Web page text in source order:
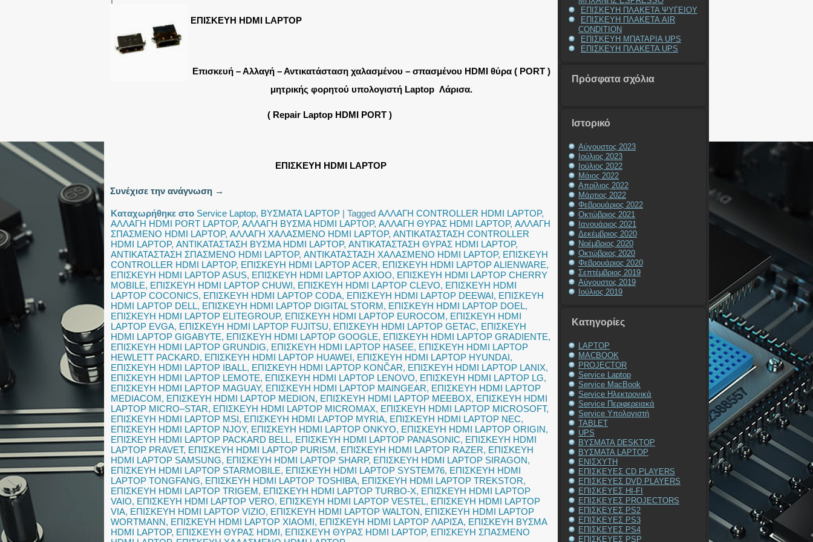
ΕΠΙΣΚΕΥΗ HDMI LAPTOP
Επισκευή – Αλλαγή – Αντικατάσταση χαλασμένου – σπασμένου HDMI θύρα ( PORT )
μητρικής φορητού υπολογιστή Laptop Λάρισα.
( Repair Laptop HDMI PORT )
ΕΠΙΣΚΕΥΗ HDMI LAPTOP
Συνέχισε την ανάγνωση →
Καταχωρήθηκε στο Service Laptop, ΒΥΣΜΑΤΑ LAPTOP | Tagged ΑΛΛΑΓΗ CONTROLLER HDMI LAPTOP,
ΑΛΛΑΓΗ HDMI PORT LAPTOP, ΑΛΛΑΓΗ ΒΥΣΜΑ HDMI LAPTOP, ΑΛΛΑΓΗ ΘΥΡΑΣ HDMI LAPTOP, ΑΛΛΑΓΗ
ΣΠΑΣΜΕΝΟ HDMI LAPTOP, ΑΛΛΑΓΗ ΧΑΛΑΣΜΕΝΟ HDMI LAPTOP, ΑΝΤΙΚΑΤΑΣΤΑΣΗ CONTROLLER
HDMI LAPTOP, ΑΝΤΙΚΑΤΑΣΤΑΣΗ ΒΥΣΜΑ HDMI LAPTOP, ΑΝΤΙΚΑΤΑΣΤΑΣΗ ΘΥΡΑΣ HDMI LAPTOP,
ΑΝΤΙΚΑΤΑΣΤΑΣΗ ΣΠΑΣΜΕΝΟ HDMI LAPTOP, ΑΝΤΙΚΑΤΑΣΤΑΣΗ ΧΑΛΑΣΜΕΝΟ HDMI LAPTOP, ΕΠΙΣΚΕΥΗ
CONTROLLER HDMI LAPTOP, ΕΠΙΣΚΕΥΗ HDMI LAPTOP ACER, ΕΠΙΣΚΕΥΗ HDMI LAPTOP ALIENWARE,
ΕΠΙΣΚΕΥΗ HDMI LAPTOP ASUS, ΕΠΙΣΚΕΥΗ HDMI LAPTOP AXIOO, ΕΠΙΣΚΕΥΗ HDMI LAPTOP CHERRY
MOBILE, ΕΠΙΣΚΕΥΗ HDMI LAPTOP CHUWI, ΕΠΙΣΚΕΥΗ HDMI LAPTOP CLEVO, ΕΠΙΣΚΕΥΗ HDMI
LAPTOP COCONICS, ΕΠΙΣΚΕΥΗ HDMI LAPTOP CODA, ΕΠΙΣΚΕΥΗ HDMI LAPTOP DEEWAI, ΕΠΙΣΚΕΥΗ
HDMI LAPTOP DELL, ΕΠΙΣΚΕΥΗ HDMI LAPTOP DIGITAL STORM, ΕΠΙΣΚΕΥΗ HDMI LAPTOP DOEL,
ΕΠΙΣΚΕΥΗ HDMI LAPTOP ELITEGROUP, ΕΠΙΣΚΕΥΗ HDMI LAPTOP EUROCOM, ΕΠΙΣΚΕΥΗ HDMI
LAPTOP EVGA, ΕΠΙΣΚΕΥΗ HDMI LAPTOP FUJITSU, ΕΠΙΣΚΕΥΗ HDMI LAPTOP GETAC, ΕΠΙΣΚΕΥΗ
HDMI LAPTOP GIGABYTE, ΕΠΙΣΚΕΥΗ HDMI LAPTOP GOOGLE, ΕΠΙΣΚΕΥΗ HDMI LAPTOP GRADIENTE,
ΕΠΙΣΚΕΥΗ HDMI LAPTOP GRUNDIG, ΕΠΙΣΚΕΥΗ HDMI LAPTOP HASEE, ΕΠΙΣΚΕΥΗ HDMI LAPTOP
HEWLETT PACKARD, ΕΠΙΣΚΕΥΗ HDMI LAPTOP HUAWEI, ΕΠΙΣΚΕΥΗ HDMI LAPTOP HYUNDAI,
ΕΠΙΣΚΕΥΗ HDMI LAPTOP IBALL, ΕΠΙΣΚΕΥΗ HDMI LAPTOP KONČAR, ΕΠΙΣΚΕΥΗ HDMI LAPTOP LANIX,
ΕΠΙΣΚΕΥΗ HDMI LAPTOP LEMOTE, ΕΠΙΣΚΕΥΗ HDMI LAPTOP LENOVO, ΕΠΙΣΚΕΥΗ HDMI LAPTOP LG,
ΕΠΙΣΚΕΥΗ HDMI LAPTOP MAGUAY, ΕΠΙΣΚΕΥΗ HDMI LAPTOP MAINGEAR, ΕΠΙΣΚΕΥΗ HDMI LAPTOP
MEDIACOM, ΕΠΙΣΚΕΥΗ HDMI LAPTOP MEDION, ΕΠΙΣΚΕΥΗ HDMI LAPTOP MEEBOX, ΕΠΙΣΚΕΥΗ HDMI
LAPTOP MICRO–STAR, ΕΠΙΣΚΕΥΗ HDMI LAPTOP MICROMAX, ΕΠΙΣΚΕΥΗ HDMI LAPTOP MICROSOFT,
ΕΠΙΣΚΕΥΗ HDMI LAPTOP MSI, ΕΠΙΣΚΕΥΗ HDMI LAPTOP MYRIA, ΕΠΙΣΚΕΥΗ HDMI LAPTOP NEC,
ΕΠΙΣΚΕΥΗ HDMI LAPTOP NJOY, ΕΠΙΣΚΕΥΗ HDMI LAPTOP ONKYO, ΕΠΙΣΚΕΥΗ HDMI LAPTOP ORIGIN,
ΕΠΙΣΚΕΥΗ HDMI LAPTOP PACKARD BELL, ΕΠΙΣΚΕΥΗ HDMI LAPTOP PANASONIC, ΕΠΙΣΚΕΥΗ HDMI
LAPTOP PRAVET, ΕΠΙΣΚΕΥΗ HDMI LAPTOP PURISM, ΕΠΙΣΚΕΥΗ HDMI LAPTOP RAZER, ΕΠΙΣΚΕΥΗ
HDMI LAPTOP SAMSUNG, ΕΠΙΣΚΕΥΗ HDMI LAPTOP SHARP, ΕΠΙΣΚΕΥΗ HDMI LAPTOP SIRAGON,
ΕΠΙΣΚΕΥΗ HDMI LAPTOP STARMOBILE, ΕΠΙΣΚΕΥΗ HDMI LAPTOP SYSTEM76, ΕΠΙΣΚΕΥΗ HDMI
LAPTOP TONGFANG, ΕΠΙΣΚΕΥΗ HDMI LAPTOP TOSHIBA, ΕΠΙΣΚΕΥΗ HDMI LAPTOP TREKSTOR,
ΕΠΙΣΚΕΥΗ HDMI LAPTOP TRIGEM, ΕΠΙΣΚΕΥΗ HDMI LAPTOP TURBO-X, ΕΠΙΣΚΕΥΗ HDMI LAPTOP
VAIO, ΕΠΙΣΚΕΥΗ HDMI LAPTOP VERO, ΕΠΙΣΚΕΥΗ HDMI LAPTOP VESTEL, ΕΠΙΣΚΕΥΗ HDMI LAPTOP
VIA, ΕΠΙΣΚΕΥΗ HDMI LAPTOP VIZIO, ΕΠΙΣΚΕΥΗ HDMI LAPTOP WALTON, ΕΠΙΣΚΕΥΗ HDMI LAPTOP
WORTMANN, ΕΠΙΣΚΕΥΗ HDMI LAPTOP XIAOMI, ΕΠΙΣΚΕΥΗ HDMI LAPTOP ΛΑΡΙΣΑ, ΕΠΙΣΚΕΥΗ ΒΥΣΜΑ
HDMI LAPTOP, ΕΠΙΣΚΕΥΗ ΘΥΡΑΣ HDMI, ΕΠΙΣΚΕΥΗ ΘΥΡΑΣ HDMI LAPTOP, ΕΠΙΣΚΕΥΗ ΣΠΑΣΜΕΝΟ
ΕΠΙΣΚΕΥΗ ΠΛΑΚΕΤΑ ΨΥΓΕΙΟΥ
ΕΠΙΣΚΕΥΗ ΠΛΑΚΕΤΑ AIR
CONDITION
ΕΠΙΣΚΕΥΗ ΜΠΑΤΑΡΙΑ UPS
ΕΠΙΣΚΕΥΗ ΠΛΑΚΕΤΑ UPS
Πρόσφατα σχόλια
Ιστορικό
Αύγουστος 2023
Ιούλιος 2023
Ιούλιος 2022
Μάιος 2022
Απρίλιος 2022
Μάρτιος 2022
Φεβρουάριος 2022
Οκτώβριος 2021
Ιανουάριος 2021
Δεκέμβριος 2020
Νοέμβριος 2020
Οκτώβριος 2020
Φεβρουάριος 2020
Σεπτέμβριος 2019
Αύγουστος 2019
Ιούλιος 2019
Kατηγορίες
LAPTOP
MACBOOK
PROJECTOR
Service Laptop
Service MacBook
Service Ηλεκτρονικά
Service Περιφερειακά
Service Υπολογιστή
TABLET
UPS
ΒΥΣΜΑΤΑ DESKTOP
ΒΥΣΜΑΤΑ LAPTOP
ΕΝΙΣΧΥΤΗ
ΕΠΙΣΚΕΥΕΣ CD PLAYERS
ΕΠΙΣΚΕΥΕΣ DVD PLAYERS
ΕΠΙΣΚΕΥΕΣ HI-FI
ΕΠΙΣΚΕΥΕΣ PROJECTORS
ΕΠΙΣΚΕΥΕΣ PS2
ΕΠΙΣΚΕΥΕΣ PS3
ΕΠΙΣΚΕΥΕΣ PS4
ΕΠΙΣΚΕΥΕΣ PSP